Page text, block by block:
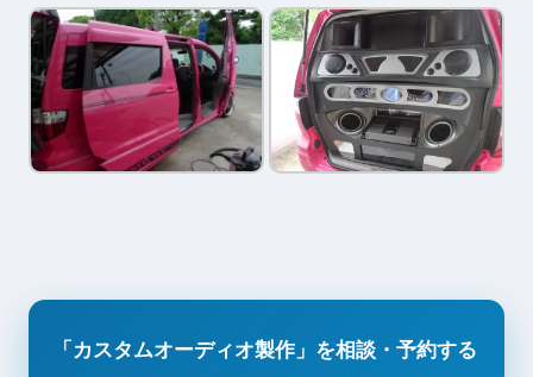
「カスタムオーディオ製作」を相談・予約する